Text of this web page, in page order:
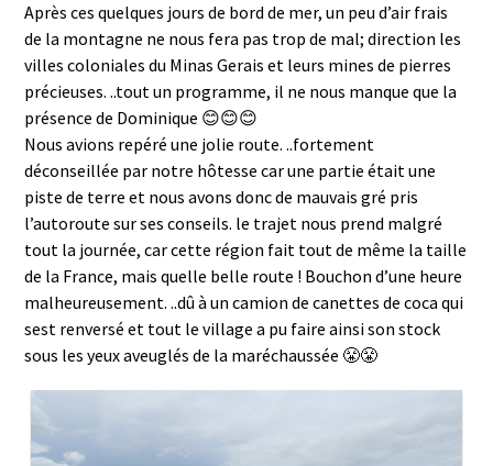
Après ces quelques jours de bord de mer, un peu d’air frais
de la montagne ne nous fera pas trop de mal; direction les
villes coloniales du Minas Gerais et leurs mines de pierres
précieuses. ..tout un programme, il ne nous manque que la
présence de Dominique 😊😊😊
Nous avions repéré une jolie route. ..fortement
déconseillée par notre hôtesse car une partie était une
piste de terre et nous avons donc de mauvais gré pris
l’autoroute sur ses conseils. le trajet nous prend malgré
tout la journée, car cette région fait tout de même la taille
de la France, mais quelle belle route ! Bouchon d’une heure
malheureusement. ..dû à un camion de canettes de coca qui
sest renversé et tout le village a pu faire ainsi son stock
sous les yeux aveuglés de la maréchaussée 😤😤